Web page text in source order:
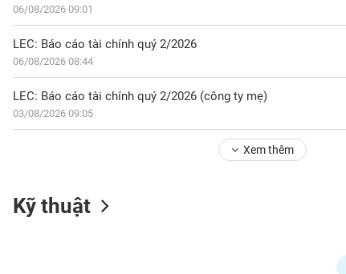
06/08/2026 09:01
LEC: Báo cáo tài chính quý 2/2026
06/08/2026 08:44
LEC: Báo cáo tài chính quý 2/2026 (công ty mẹ)
03/08/2026 09:05
Xem thêm
Kỹ thuật
DOANH
NGHIỆP
CỔ
PHIẾU
SINH